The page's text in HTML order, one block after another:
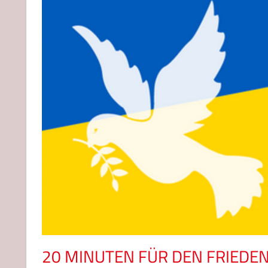
20 MINUTEN FÜR DEN